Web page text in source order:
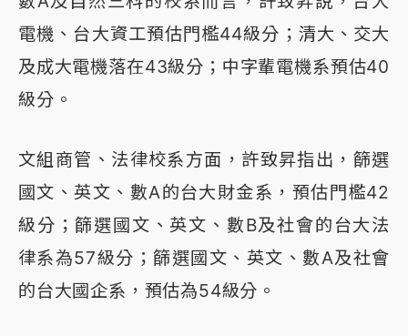
電機、台大資工預估門檻44級分；清大、交大
及成大電機落在43級分；中字輩電機系預估40
級分。
文組商管、法律校系方面，許致昇指出，篩選
國文、英文、數A的台大財金系，預估門檻42
級分；篩選國文、英文、數B及社會的台大法
律系為57級分；篩選國文、英文、數A及社會
的台大國企系，預估為54級分。